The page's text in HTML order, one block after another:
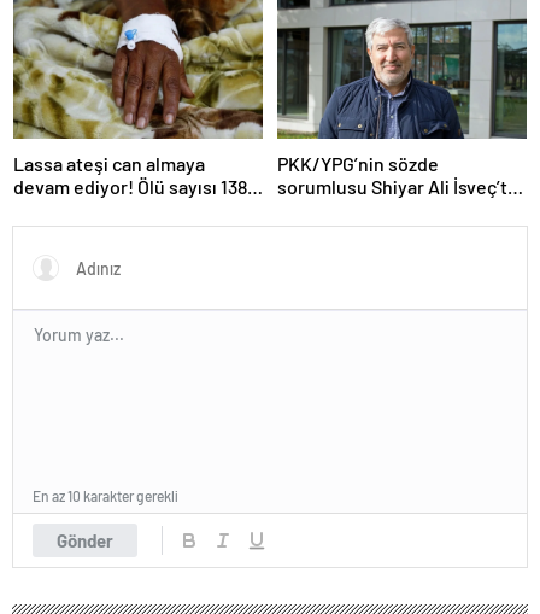
istemiyorum”
Lassa ateşi can almaya
devam ediyor! Ölü sayısı 138’e
PKK/YPG’nin sözde
sorumlusu Shiyar Ali İsveç’te
Gönder
En az 10 karakter gerekli